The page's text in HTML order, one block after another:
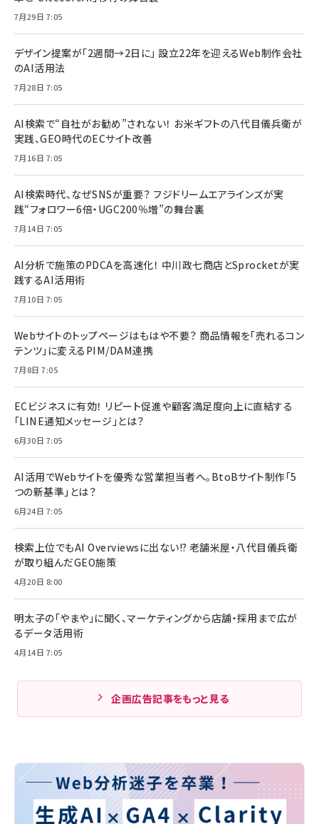
7月29日 7:05
デザイン提案が「2週間→2日に」 設立22年を迎えるWeb制作会社
のAI活用法
7月28日 7:05
AI検索で“自社がお勧め”されない！ お米ギフトの八代目儀兵衛が
実践、GEO時代のECサイト改善
7月16日 7:05
AI検索時代、なぜSNSが重要？ フジドリームエアラインズが実
践“フォロワー6倍・UGC200％増”の舞台裏
7月14日 7:05
AI分析で施策のPDCAを高速化！ 中川政七商店とSprocketが実
践するAI活用術
7月10日 7:05
Webサイトのトップページはもはや不要？ 商品情報を「売れるコン
テンツ」に変えるPIM/DAM連携
7月8日 7:05
ECビジネスに有効！ リピート促進や顧客満足度向上に直結する
「LINE通知メッセージ」とは？
6月30日 7:05
AI活用でWebサイトを優秀な営業担当者へ。BtoBサイト制作「5
つの新基準」とは？
6月24日 7:05
検索上位でもAI Overviewsに出ない!? 老舗米屋・八代目儀兵衛
が取り組んだGEO施策
4月20日 8:00
明太子の「やまや」に聞く、マーケティングから店舗・採用まで広が
るデータ活用術
4月14日 7:05
企画広告記事をもっと見る